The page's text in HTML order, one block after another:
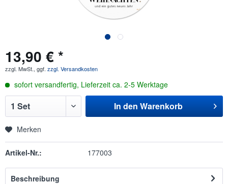
13,90 € *
zzgl. MwSt., ggf. zzgl. Versandkosten
sofort versandfertig, Lieferzeit ca. 2-5 Werktage
In den Warenkorb
Merken
Artikel-Nr.: 177003
Beschreibung